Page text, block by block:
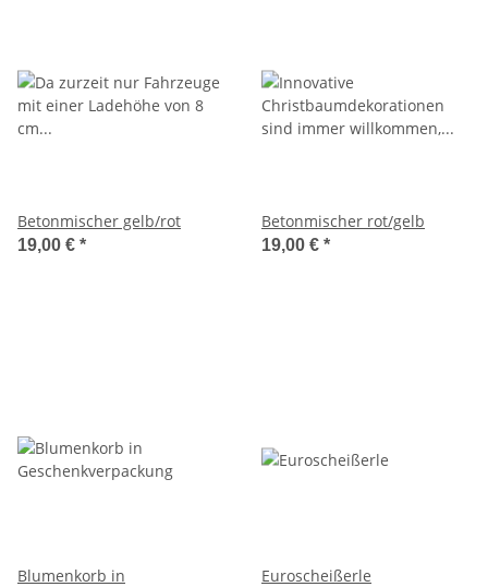
Betonmischer gelb/rot
19,00 € *
Betonmischer rot/gelb
19,00 € *
Blumenkorb in
Euroscheißerle